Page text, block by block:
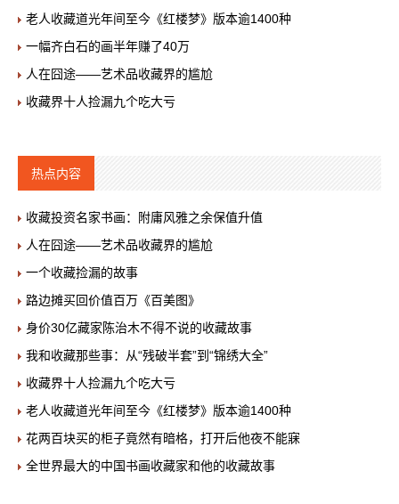
老人收藏道光年间至今《红楼梦》版本逾1400种
一幅齐白石的画半年赚了40万
人在囧途——艺术品收藏界的尴尬
收藏界十人捡漏九个吃大亏
热点内容
收藏投资名家书画：附庸风雅之余保值升值
人在囧途——艺术品收藏界的尴尬
一个收藏捡漏的故事
路边摊买回价值百万《百美图》
身价30亿藏家陈治木不得不说的收藏故事
我和收藏那些事：从“残破半套”到“锦绣大全”
收藏界十人捡漏九个吃大亏
老人收藏道光年间至今《红楼梦》版本逾1400种
花两百块买的柜子竟然有暗格，打开后他夜不能寐
全世界最大的中国书画收藏家和他的收藏故事